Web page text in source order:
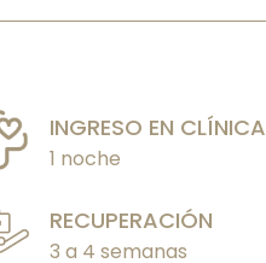
INGRESO EN CLÍNICA
1 noche
RECUPERACIÓN
3 a 4 semanas